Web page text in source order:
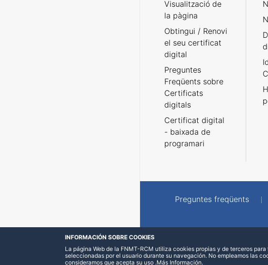
Visualització de
la pàgina
Obtingui / Renovi
el seu certificat
digital
Preguntes
Freqüents sobre
Certificats
digitals
Certificat digital
- baixada de
programari
Preguntes freqüents
INFORMACIÓN SOBRE COOKIES
La página Web de la FNMT-RCM utiliza cookies propias y de terceros
seleccionadas por el usuario durante su navegación. No empleamos las
consideramos que acepta su uso .Más Información.